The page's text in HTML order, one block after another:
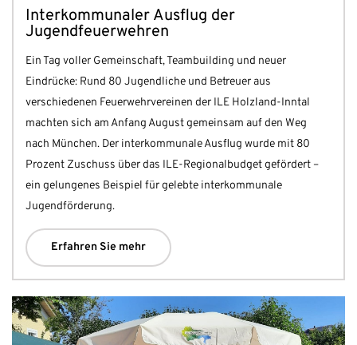
Interkommunaler Ausflug der
Jugendfeuerwehren
Ein Tag voller Gemeinschaft, Teambuilding und neuer
Eindrücke: Rund 80 Jugendliche und Betreuer aus
verschiedenen Feuerwehrvereinen der ILE Holzland-Inntal
machten sich am Anfang August gemeinsam auf den Weg
nach München. Der interkommunale Ausflug wurde mit 80
Prozent Zuschuss über das ILE-Regionalbudget gefördert –
ein gelungenes Beispiel für gelebte interkommunale
Jugendförderung.
Erfahren Sie mehr